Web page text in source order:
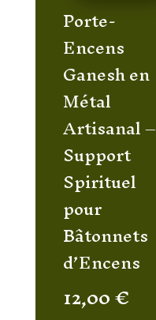
Porte-
Encens
Ganesh en
Métal
Artisanal –
Support
Spirituel
pour
Bâtonnets
d’Encens
12,00€